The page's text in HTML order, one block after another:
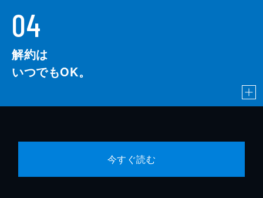
04
解約は
いつでもOK。
今すぐ読む